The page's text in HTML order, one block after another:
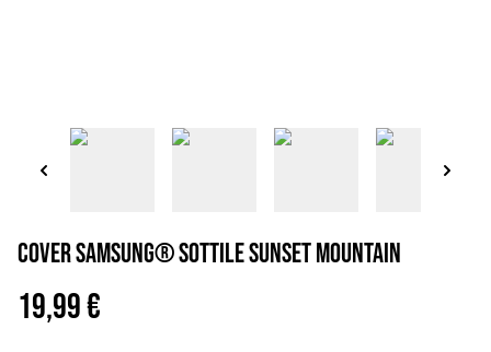
Cover Samsung® sottile sunset mountain
19,99 €